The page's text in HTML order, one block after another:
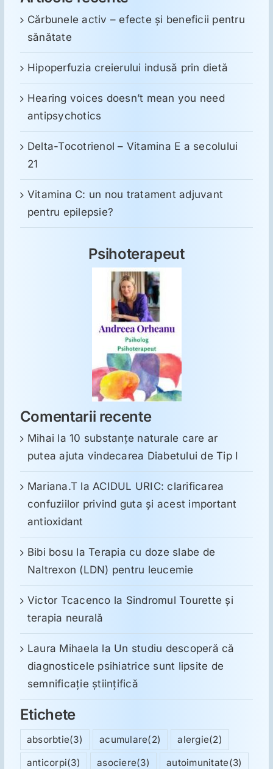
Cărbunele activ – efecte și beneficii pentru
sănătate
Hipoperfuzia creierului indusă prin dietă
Hearing voices doesn’t mean you need
antipsychotics
Delta-Tocotrienol – Vitamina E a secolului
21
Vitamina C: un nou tratament adjuvant
pentru epilepsie?
Psihoterapeut
Comentarii recente
Mihai la10 substanţe naturale care ar
putea ajuta vindecarea Diabetului de Tip I
Mariana.T laACIDUL URIC: clarificarea
confuziilor privind guta și acest important
antioxidant
Bibi bosu laTerapia cu doze slabe de
Naltrexon (LDN) pentru leucemie
Victor Tcacenco la Sindromul Tourette şi
terapia neurală
Laura Mihaela la Un studiu descoperă că
diagnosticele psihiatrice sunt lipsite de
semnificație științifică
Etichete
absorbtie(3) acumulare(2) alergie(2)
anticorpi(3) asociere(3) autoimunitate(3)